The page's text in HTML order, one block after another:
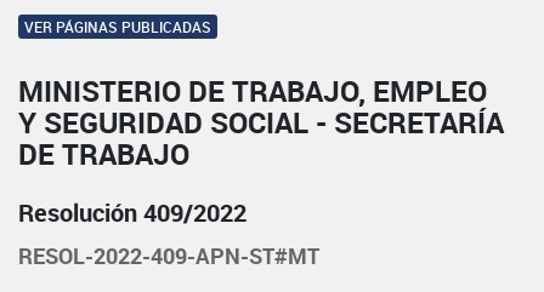
VER PÁGINAS PUBLICADAS
MINISTERIO DE TRABAJO, EMPLEO
Y SEGURIDAD SOCIAL - SECRETARÍA
DE TRABAJO
Resolución 409/2022
RESOL-2022-409-APN-ST#MT